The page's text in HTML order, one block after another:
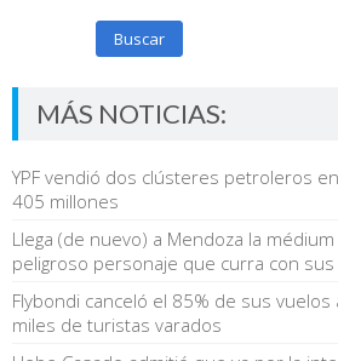
Buscar
MÁS NOTICIAS:
YPF vendió dos clústeres petroleros
405 millones
Llega (de nuevo) a Mendoza la
peligroso personaje que curra con
Flybondi canceló el 85% de sus vuelos
miles de turistas varados